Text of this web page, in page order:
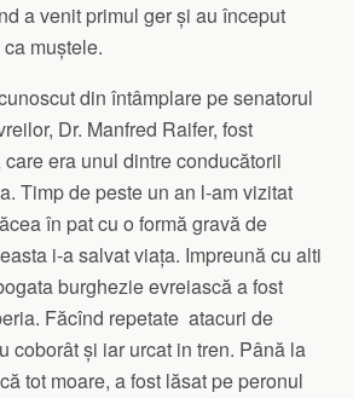
a venit primul ger și au început
muștele.
din întâmplare pe senatorul
Dr. Manfred Raifer, fost
era unul dintre conducătorii
Timp de peste un an l-am vizitat
în pat cu o formă gravă de
i-a salvat viața. Impreună cu alti
burghezie evreiască a fost
Făcînd repetate atacuri de
coborât și iar urcat in tren. Până la
tot moare, a fost lăsat pe peronul